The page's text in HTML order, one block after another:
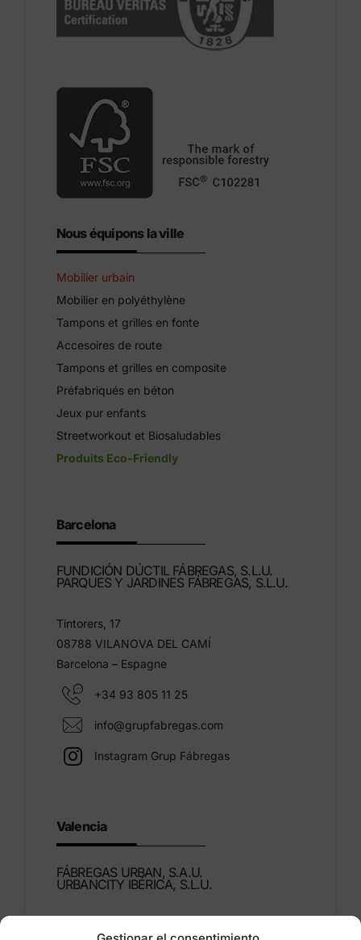
Nous équipons la ville
Mobilier urbain
Mobilier en polyéthylène
Tampons et grilles en fonte
Accesoires de route
Tampons et grilles en composite
Préfabriqués en béton
Jeux pur enfants
Streetworkout et Biosaludables
Produits Eco-Friendly
Barcelona
FUNDICIÓN DÚCTIL FÁBREGAS, S.L.U.
PARQUES Y JARDINES FÁBREGAS, S.L.U.
Tintorers, 17
08788 VILANOVA DEL CAMÍ
Barcelona – Espagne
+34 93 805 11 25
info@grupfabregas.com
Instagram Grup Fábregas
Valencia
FÁBREGAS URBAN, S.A.U.
URBANCITY IBÉRICA, S.L.U.